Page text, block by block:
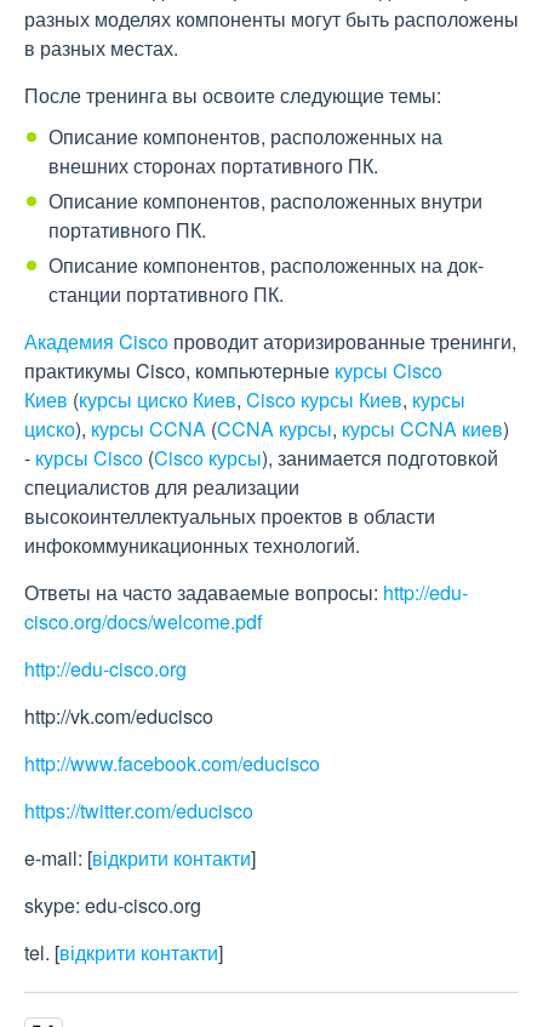
разных моделях компоненты могут быть расположены
в разных местах.
После тренинга вы освоите следующие темы:
Описание компонентов, расположенных на
внешних сторонах портативного ПК.
Описание компонентов, расположенных внутри
портативного ПК.
Описание компонентов, расположенных на док-
станции портативного ПК.
Академия Cisco проводит аторизированные тренинги,
практикумы Cisco, компьютерные курсы Cisco
Киев (курсы циско Киев, Cisco курсы Киев, курсы
циско), курсы CCNA (CCNA курсы, курсы CCNA киев)
- курсы Cisco (Cisco курсы), занимается подготовкой
специалистов для реализации
высокоинтеллектуальных проектов в области
инфокоммуникационных технологий.
Ответы на часто задаваемые вопросы: http://edu-
cisco.org/docs/welcome.pdf
http://edu-cisco.org
http://vk.com/educisco
http://www.facebook.com/educisco
https://twitter.com/educisco
e-mail: [відкрити контакти]
skype: edu-cisco.org
tel. [відкрити контакти]